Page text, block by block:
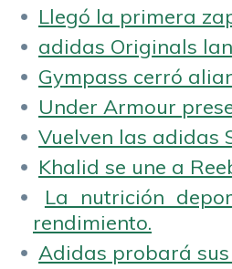
Llegó la primera
adidas Originals
Gympass cerró
Under Armour
Vuelven las adidas
Khalid se une a
La nutrición
rendimiento.
Adidas probará